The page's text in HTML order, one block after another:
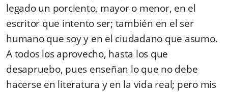
legado un porciento, mayor o menor, en el
escritor que intento ser; también en el ser
humano que soy y en el ciudadano que asumo.
A todos los aprovecho, hasta los que
desapruebo, pues enseñan lo que no debe
hacerse en literatura y en la vida real; pero mis